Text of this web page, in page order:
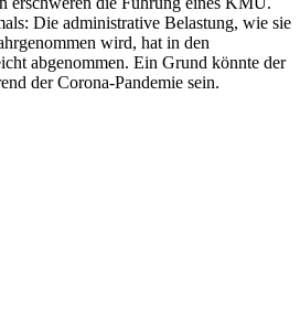
Die administrative Belastung, wie sie
wird, hat in den
abgenommen. Ein Grund könnte der
der Corona-Pandemie sein.